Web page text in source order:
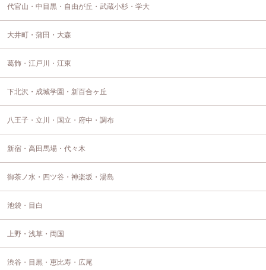
代官山・中目黒・自由が丘・武蔵小杉・学大
大井町・蒲田・大森
葛飾・江戸川・江東
下北沢・成城学園・新百合ヶ丘
八王子・立川・国立・府中・調布
新宿・高田馬場・代々木
御茶ノ水・四ツ谷・神楽坂・湯島
池袋・目白
上野・浅草・両国
渋谷・目黒・恵比寿・広尾